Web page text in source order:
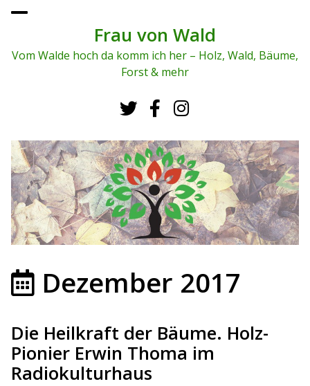
To
me
Frau von Wald
Vom Walde hoch da komm ich her – Holz, Wald, Bäume,
Forst & mehr
Dezember 2017
Die Heilkraft der Bäume. Holz-
Pionier Erwin Thoma im
Radiokulturhaus